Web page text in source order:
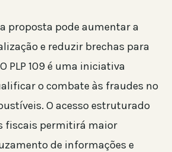
proposta pode aumentar a
e reduzir brechas para
PLP 109 é uma iniciativa
o combate às fraudes no
O acesso estruturado
fiscais permitirá maior
de informações e